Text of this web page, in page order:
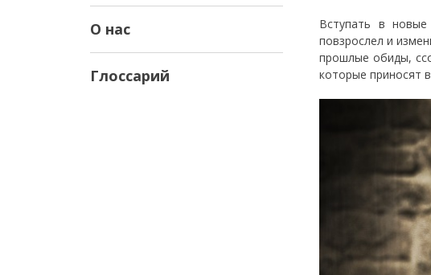
О нас
Глоссарий
Вступать в
повзрослел и
прошлые обиды,
которые приносят